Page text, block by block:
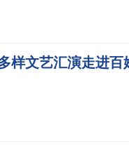
文艺汇演走进百